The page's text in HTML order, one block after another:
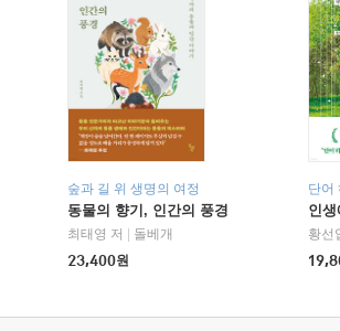
숲과 길 위 생명의 여정
동물의 향기, 인간의 풍경
최태영 저
돌베개
23,400원
단어
인
황선